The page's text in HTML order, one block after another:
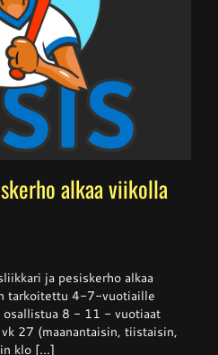
alkaa viikolla
ja pesiskerho alkaa
tarkoitettu 4-7-vuotiaille
osallistua 8 - 11 - vuotiaat
27 (maanantaisin, tiistaisin,
klo [...]